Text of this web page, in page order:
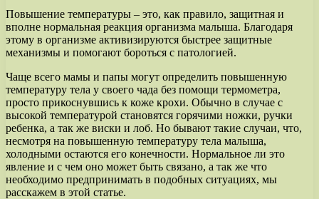
Повышение температуры – это, как правило, защитная и
вполне нормальная реакция организма малыша. Благодаря
этому в организме активизируются быстрее защитные
механизмы и помогают бороться с патологией.
Чаще всего мамы и папы могут определить повышенную
температуру тела у своего чада без помощи термометра,
просто прикоснувшись к коже крохи. Обычно в случае с
высокой температурой становятся горячими ножки, ручки
ребенка, а так же виски и лоб. Но бывают такие случаи, что,
несмотря на повышенную температуру тела малыша,
холодными остаются его конечности. Нормальное ли это
явление и с чем оно может быть связано, а так же что
необходимо предпринимать в подобных ситуациях, мы
расскажем в этой статье.